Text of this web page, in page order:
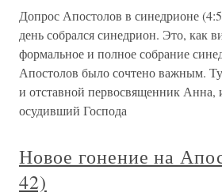
Допрос Апостолов в синедрионе
день собрался синедрион. Это, как
формальное и полное собрание
Апостолов было сочтено важным.
и отставной первосвященник
осудивший Господа
Новое гонение на
42)